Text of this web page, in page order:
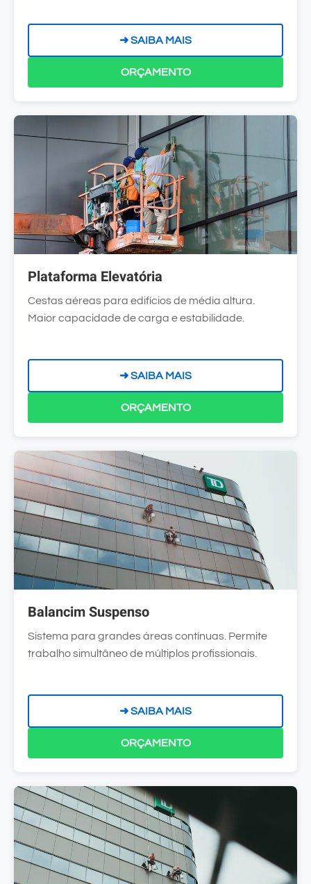
➜ SAIBA MAIS
ORÇAMENTO
Plataforma Elevatória
Cestas aéreas para edifícios de média altura.
Maior capacidade de carga e estabilidade.
➜ SAIBA MAIS
ORÇAMENTO
Balancim Suspenso
Sistema para grandes áreas contínuas. Permite
trabalho simultâneo de múltiplos profissionais.
➜ SAIBA MAIS
ORÇAMENTO